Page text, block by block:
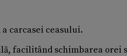
carcasei ceasului.
facilitând schimbarea orei